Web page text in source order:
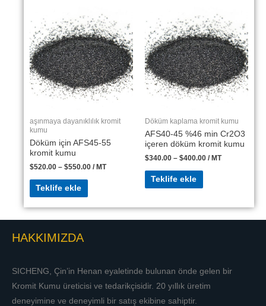
aşınmaya dayanıklılık kromit
kumu
Döküm için AFS45-55
kromit kumu
$520.00 – $550.00 / MT
Teklife ekle
Döküm kaplama kromit kumu
AFS40-45 %46 min Cr2O3
içeren döküm kromit kumu
$340.00 – $400.00 / MT
Teklife ekle
HAKKIMIZDA
SICHENG, Çin’in Henan eyaletinde bulunan önde gelen bir
Kromit Kumu üreticisi ve tedarikçisidir. 20 yıllık üretim
deneyimine ve deneyimli bir satış ekibine sahiptir.